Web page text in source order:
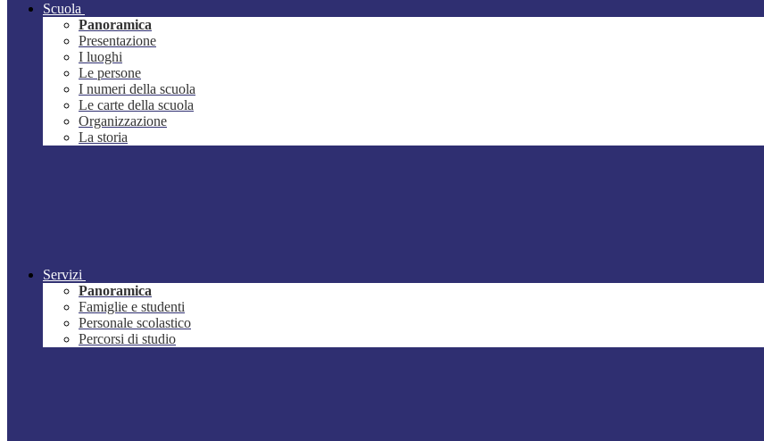
Scuola
Panoramica
Presentazione
I luoghi
Le persone
I numeri della scuola
Le carte della scuola
Organizzazione
La storia
Servizi
Panoramica
Famiglie e studenti
Personale scolastico
Percorsi di studio